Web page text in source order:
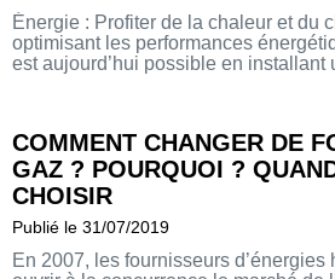
Énergie : Profiter de la chaleur et du
optimisant les performances
est aujourd’hui possible en installant
COMMENT CHANGER DE
GAZ ? POURQUOI ?
CHOISIR
Publié le 31/07/2019
En 2007, les fournisseurs d’énergies